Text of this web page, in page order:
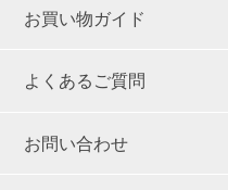
お買い物ガイド
よくあるご質問
お問い合わせ